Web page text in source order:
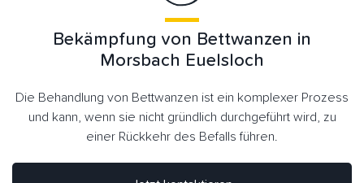
Bekämpfung von Bettwanzen in
Morsbach Euelsloch
Die Behandlung von Bettwanzen ist ein komplexer Prozess
und kann, wenn sie nicht gründlich durchgeführt wird, zu
einer Rückkehr des Befalls führen.